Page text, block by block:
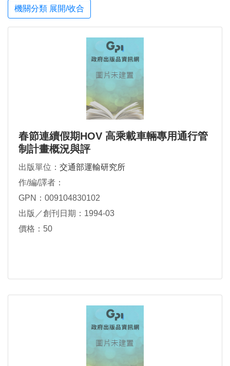
機關分類 展開/收合
春節連續假期HOV 高乘載車輛專用通行管
制計畫概況與評
出版單位： 交通部運輸研究所
作/編/譯者：
GPN：009104830102
出版／創刊日期：1994-03
價格：50